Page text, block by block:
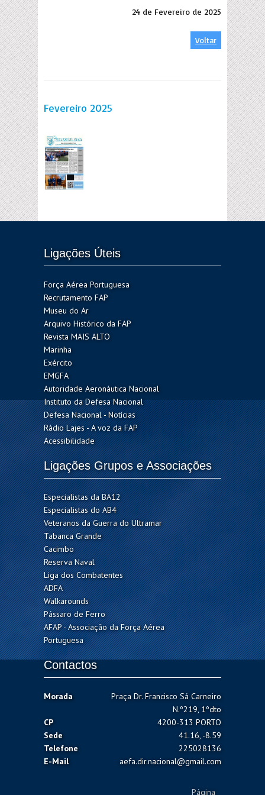
24 de Fevereiro de 2025
Voltar
Fevereiro 2025
Ligações Úteis
Força Aérea Portuguesa
Recrutamento FAP
Museu do Ar
Arquivo Histórico da FAP
Revista MAIS ALTO
Marinha
Exército
EMGFA
Autoridade Aeronáutica Nacional
Instituto da Defesa Nacional
Defesa Nacional - Notícias
Rádio Lajes - A voz da FAP
Acessibilidade
Ligações Grupos e Associações
Especialistas da BA12
Especialistas do AB4
Veteranos da Guerra do Ultramar
Tabanca Grande
Cacimbo
Reserva Naval
Liga dos Combatentes
ADFA
Walkarounds
Pássaro de Ferro
AFAP - Associação da Força Aérea
Portuguesa
Contactos
Morada
Praça Dr. Francisco Sá Carneiro
N.º219, 1ºdto
CP
4200-313 PORTO
Sede
41.16, -8.59
Telefone
225028136
E-Mail
aefa.dir.nacional@gmail.com
Página